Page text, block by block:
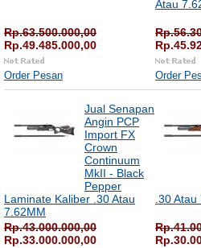
Rp.63.500.000,00
Rp.49.485.000,00
Order Pesan
Atau
Order
Jual Senapan
Angin PCP
Import FX
Crown
Continuum
MkII - Black
Pepper
Laminate Kaliber .30 Atau
7.62MM
Rp.43.000.000,00
Rp.33.000.000,00
.30